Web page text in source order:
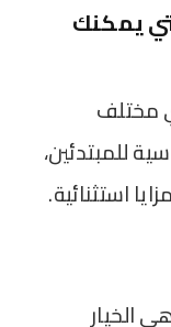
يمكنك
مختلف
للمبتدئين،
استثنائية.
الخيار